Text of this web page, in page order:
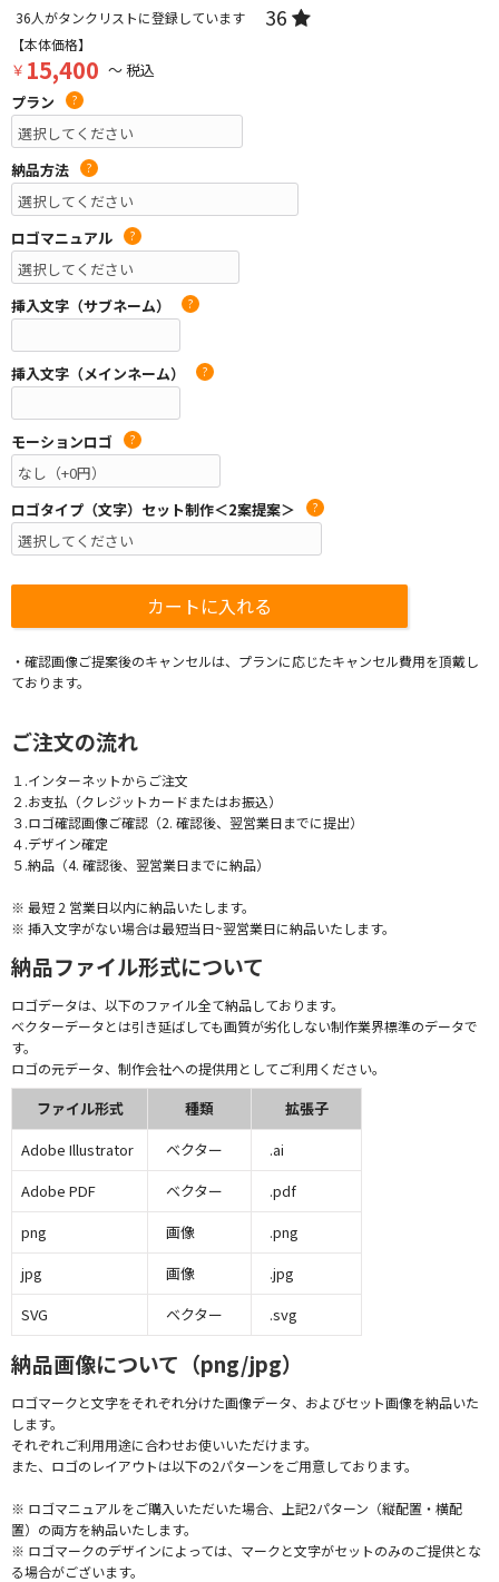
36人がタンクリストに登録しています 36
【本体価格】
￥ 15,400 ～ 税込
プラン
?
納品方法 ?
ロゴマニュアル ?
挿入文字（サブネーム） ?
挿入文字（メインネーム） ?
モーションロゴ ?
ロゴタイプ（文字）セット制作＜2案提案＞ ?
・確認画像ご提案後のキャンセルは、プランに応じたキャンセル費用を頂戴し
ております。
ご注文の流れ
１.インターネットからご注文
２.お支払（クレジットカードまたはお振込）
３.ロゴ確認画像ご確認（2. 確認後、翌営業日までに提出）
４.デザイン確定
５.納品（4. 確認後、翌営業日までに納品）
※ 最短 2 営業日以内に納品いたします。
※ 挿入文字がない場合は最短当日~翌営業日に納品いたします。
納品ファイル形式について
ロゴデータは、以下のファイル全て納品しております。
ベクターデータとは引き延ばしても画質が劣化しない制作業界標準のデータで
す。
ロゴの元データ、制作会社への提供用としてご利用ください。
ファイル形式 種類
拡張子
Adobe Illustrator
ベクター
.ai
Adobe PDF
ベクター
.pdf
png
画像
.png
jpg
画像
.jpg
SVG
ベクター .svg
納品画像について（png/jpg）
ロゴマークと文字をそれぞれ分けた画像データ、およびセット画像を納品いた
します。
それぞれご利用用途に合わせお使いいただけます。
また、ロゴのレイアウトは以下の2パターンをご用意しております。
※ ロゴマニュアルをご購入いただいた場合、上記2パターン（縦配置・横配
置）の両方を納品いたします。
※ ロゴマークのデザインによっては、マークと文字がセットのみのご提供とな
る場合がございます。